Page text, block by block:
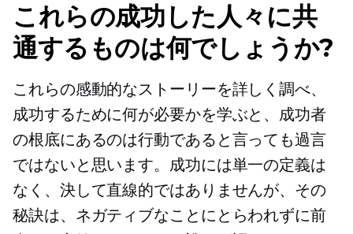
これらの成功した人々に共
通するものは何でしょうか?
これらの感動的なストーリーを詳しく調べ、
成功するために何が必要かを学ぶと、成功者
の根底にあるのは行動であると言っても過言
ではないと思います。成功には単一の定義は
なく、決して直線的ではありませんが、その
秘訣は、ネガティブなことにとらわれずに前